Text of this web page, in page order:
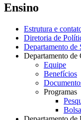
Ensino
Estrutura e
Diretoria de
Departamento de
Departamento de
Equipe
Benefícios
Programas